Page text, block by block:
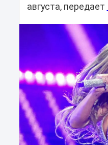
августа, передает